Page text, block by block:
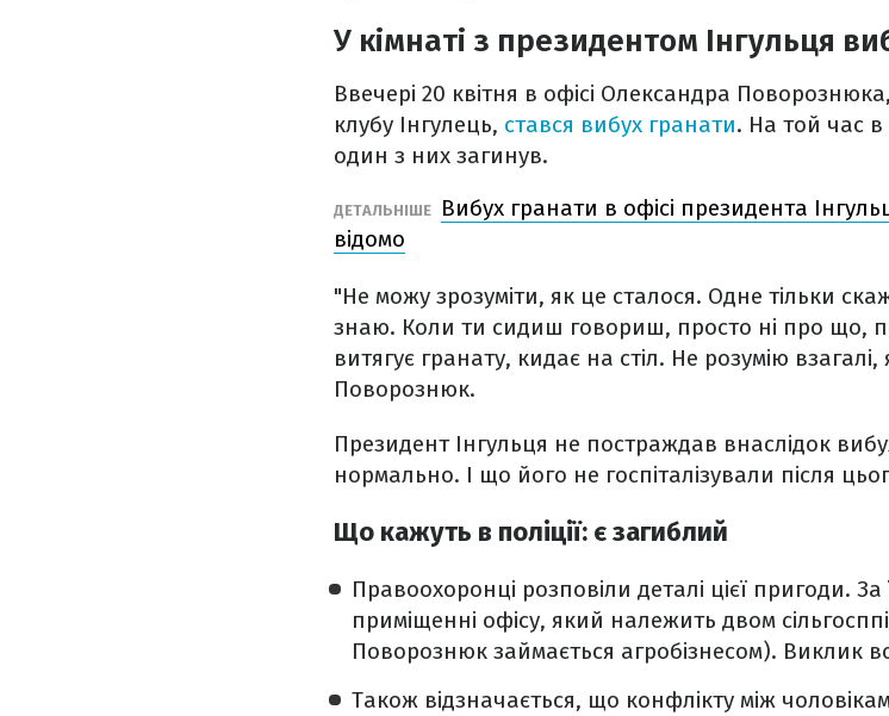
У кімнаті з президентом Інгульця
Ввечері 20 квітня в офісі Олександра
клубу Інгулець, стався вибух гранати. На той час в
один з них загинув.
ДЕТАЛЬНІШЕ
Вибух гранати в офісі президента
відомо
"Не можу зрозуміти, як це сталося. Одне тільки
знаю. Коли ти сидиш говориш, просто ні про що,
витягує гранату, кидає на стіл. Не розумію
Поворознюк.
Президент Інгульця не постраждав внаслідок
нормально. І що його не госпіталізували після
Що кажуть в поліції: є загиблий
Правоохоронці розповіли деталі цієї пригоди.
приміщенні офісу, який належить двом
Поворознюк займається агробізнесом). Виклик
Також відзначається, що конфлікту між